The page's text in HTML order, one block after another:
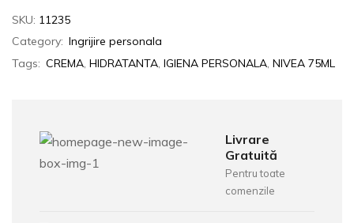
SKU: 11235
Category: Ingrijire personala
Tags: CREMA, HIDRATANTA, IGIENA PERSONALA, NIVEA 75ML
Livrare
Gratuită
Pentru toate
comenzile